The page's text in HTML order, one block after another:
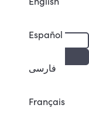
Español
فارسی
Français